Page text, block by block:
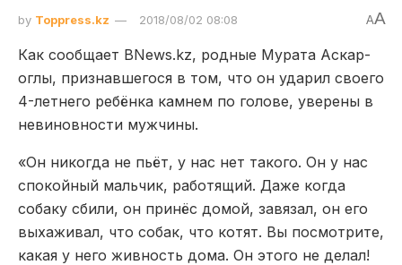
by Toppress.kz 2018/08/02 08:08 AA
Как сообщает BNews.kz, родные Мурата Аскар-
оглы, признавшегося в том, что он ударил своего
4-летнего ребёнка камнем по голове, уверены в
невиновности мужчины.
«Он никогда не пьёт, у нас нет такого. Он у нас
спокойный мальчик, работящий. Даже когда
собаку сбили, он принёс домой, завязал, он его
выхаживал, что собак, что котят. Вы посмотрите,
какая у него живность дома. Он этого не делал!